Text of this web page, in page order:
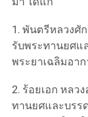
1. พันตรีหลวงศั
รับพระทานยศแ
พระยาเฉลิมอา
2. ร้อยเอก หลว
ทานยศและบรร